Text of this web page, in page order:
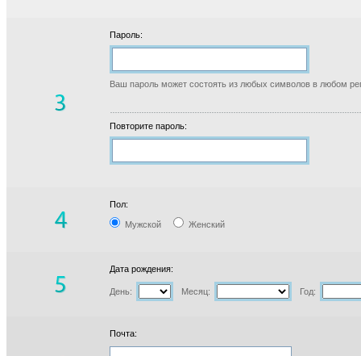
Пароль:
Ваш пароль может состоять из любых символов в любом
Повторите пароль:
Пол:
Мужской Женский
Дата рождения:
День: Месяц: Год:
Почта: